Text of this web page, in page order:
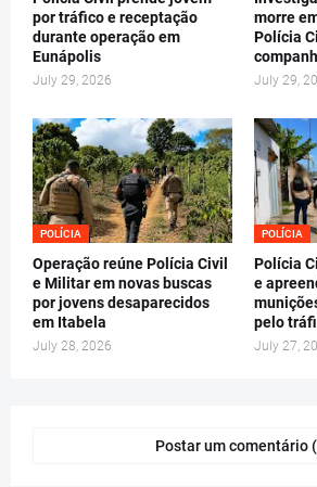
por tráfico e receptação
durante operação em
Eunápolis
July 29, 2026
morre
Polícia
July 29,
POLÍCIA
Operação reúne Polícia Civil
e Militar em novas buscas
por jovens desaparecidos
em Itabela
July 28, 2026
POLÍCIA
Polícia
e
pelo
July 27,
Postar um comentário